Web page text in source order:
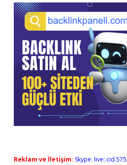
Reklam ve İletişim: Skype: